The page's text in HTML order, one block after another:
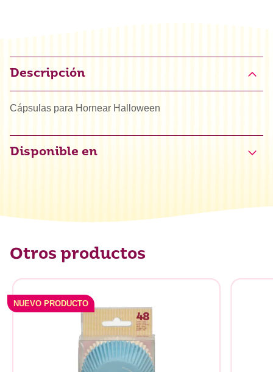
Descripción
Cápsulas para Hornear Halloween
Disponible en
Otros productos
NUEVO PRODUCTO